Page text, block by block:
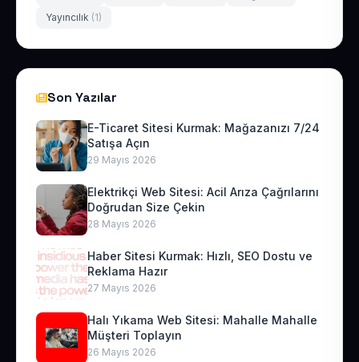
Yayıncılık (1)
Son Yazılar
E-Ticaret Sitesi Kurmak: Mağazanızı 7/24
Satışa Açın
29 Mayıs 2026
Elektrikçi Web Sitesi: Acil Arıza Çağrılarını
Doğrudan Size Çekin
28 Mayıs 2026
Haber Sitesi Kurmak: Hızlı, SEO Dostu ve
Reklama Hazır
27 Mayıs 2026
Halı Yıkama Web Sitesi: Mahalle Mahalle
Müşteri Toplayın
26 Mayıs 2026